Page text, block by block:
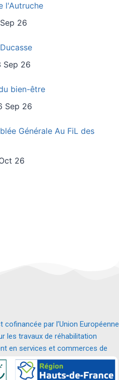
l'Autruche
26
Sep 26
bien-être
Sep 26
Générale Au FiL des
26
cofinancée par l’Union Européenne
les travaux de réhabilitation
en services et commerces de